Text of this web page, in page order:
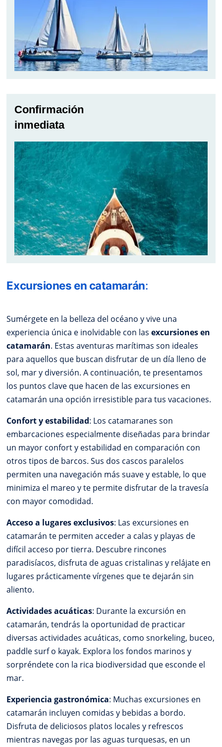
Confirmación
inmediata
Excursiones en catamarán:
Sumérgete en la belleza del océano y vive una
experiencia única e inolvidable con lasexcursiones en
catamarán. Estas aventuras marítimas son ideales
para aquellos que buscan disfrutar de un día lleno de
sol, mar y diversión. A continuación, te presentamos
los puntos clave que hacen de las excursiones en
catamarán una opción irresistible para tus vacaciones.
Confort y estabilidad: Los catamaranes son
embarcaciones especialmente diseñadas para brindar
un mayor confort y estabilidad en comparación con
otros tipos de barcos. Sus dos cascos paralelos
permiten una navegación más suave y estable, lo que
minimiza el mareo y te permite disfrutar de la travesía
con mayor comodidad.
Acceso a lugares exclusivos: Las excursiones en
catamarán te permiten acceder a calas y playas de
difícil acceso por tierra. Descubre rincones
paradisíacos, disfruta de aguas cristalinas y relájate en
lugares prácticamente vírgenes que te dejarán sin
aliento.
Actividades acuáticas: Durante la excursión en
catamarán, tendrás la oportunidad de practicar
diversas actividades acuáticas, como snorkeling, buceo,
paddle surf o kayak. Explora los fondos marinos y
sorpréndete con la rica biodiversidad que esconde el
mar.
Experiencia gastronómica: Muchas excursiones en
catamarán incluyen comidas y bebidas a bordo.
Disfruta de deliciosos platos locales y refrescos
mientras navegas por las aguas turquesas, en un